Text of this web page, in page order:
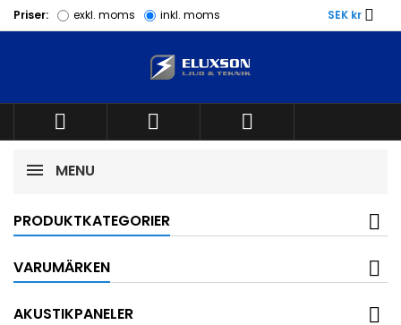
Priser: exkl. moms inkl. moms SEK kr 
  
MENU
PRODUKTKATEGORIER
VARUMÄRKEN
AKUSTIKPANELER